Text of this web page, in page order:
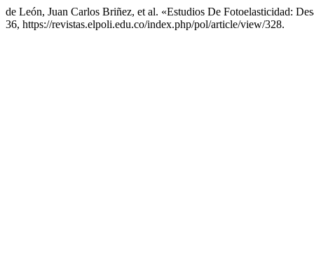
de León, Juan Carlos Briñez, et al. «Estudios De Fotoelasticidad:
36, https://revistas.elpoli.edu.co/index.php/pol/article/view/328.